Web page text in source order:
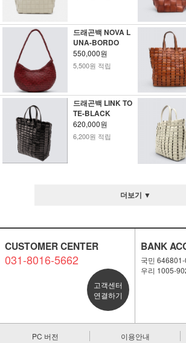
드래곤백 NOVA L
UNA-BORDO
550,000원
5,500원 적립
드래곤백 LINK TO
TE-BLACK
620,000원
6,200원 적립
더보기 ▼
CUSTOMER CENTER
031-8016-5662
고객센터
연결하기
BANK
국민
우리 1005-
PC 버전 이용안내